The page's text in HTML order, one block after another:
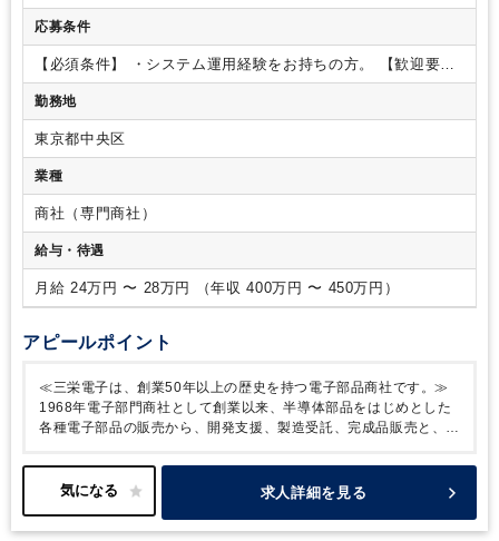
業務周りの事務もご担当いただく想定です。 ■IT技術：データ
管理業務、社内インフラ整備・運用業務、Wifiシステムによる
管理、データ管理システムの運用■総務・経営管理：社内シス
テムのデータ入力
ジションについて】・組織強化に伴う増員募集です。現在担
当役員がシステム関連の業務を一手に担っており、増員によっ
てより効率よく業務を回していきたいという意向があります。
ご本人の適性・希望に応じて、入口の担当業務は決定いたしま
部署のメンバーが近くにおりすぐに相談や質問ができる環境で
ございます。
で通常の8時間勤務の企業様に比べて就業時間が短く、年間休
日も125日以上とワークライフバランスを大切にされたい方に
織のため、風通しの良い社風で、会社をよりよくしていくため
応募条件
【必須条件】 ・システム運用経験をお持ちの方。
【歓迎要
件】・管理部門での幅広い業務経験をお持ちの方。
勤務地
東京都中央区
業種
商社（専門商社）
給与・待遇
月給 24万円 〜 28万円 （年収 400万円 〜 450万円）
アピールポイント
≪三栄電子は、創業50年以上の歴史を持つ電子部品商社です。≫
1968年電子部門商社として創業以来、半導体部品をはじめとした
各種電子部品の販売から、開発支援、製造受託、完成品販売と、
ます。村田製作所一次代理店、ローム一次取扱店として商品に信
頼を得ています。
三栄電子株式会社は、長年にわたり電子
ヤーの分野で圧倒的なシェアを誇ります。その高い技術力と品質
求人詳細を見る